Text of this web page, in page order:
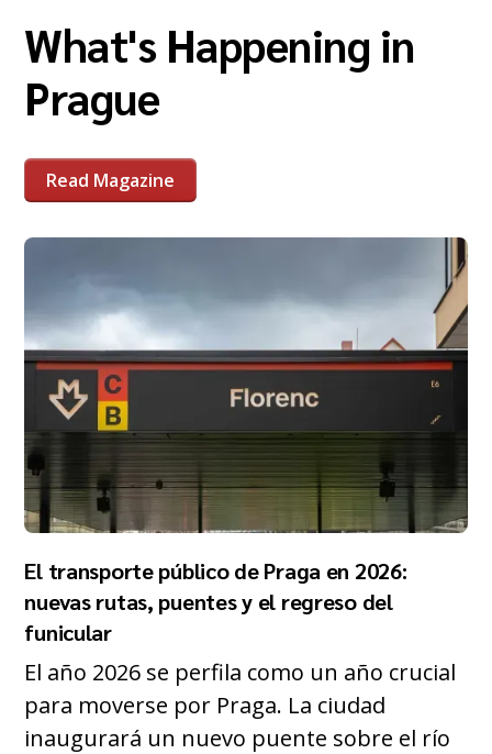
What's Happening in
Prague
Read Magazine
El transporte público de Praga en 2026:
nuevas rutas, puentes y el regreso del
funicular
El año 2026 se perfila como un año crucial
para moverse por Praga. La ciudad
inaugurará un nuevo puente sobre el río